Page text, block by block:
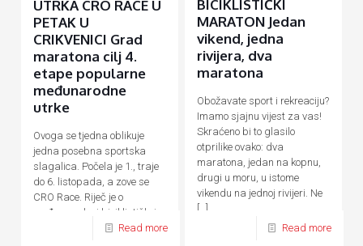
UTRKA CRO RACE U
PETAK U
CRIKVENICI Grad
maratona cilj 4.
etape popularne
međunarodne
utrke
Ovoga se tjedna oblikuje
jedna posebna sportska
slagalica. Počela je 1., traje
do 6. listopada, a zove se
CRO Race. Riječ je o
međunarodnoj biciklističkoj
utrci koja se održava u[…]
Read more
BICIKLISTIČKI
MARATON Jedan
vikend, jedna
rivijera, dva
maratona
Obožavate sport i rekreaciju?
Imamo sjajnu vijest za vas!
Skraćeno bi to glasilo
otprilike ovako: dva
maratona, jedan na kopnu,
drugi u moru, u istome
vikendu na jednoj rivijeri. Ne
[…]
Read more